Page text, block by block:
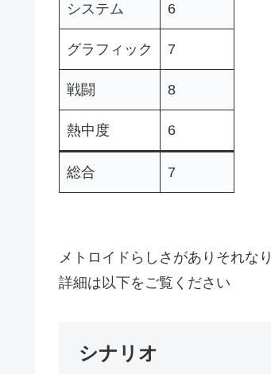
システム 6
グラフィック 7
戦闘 8
熱中度 6
総合 7
メトロイドらしさがありそれな
詳細は以下をご覧ください
シナリオ